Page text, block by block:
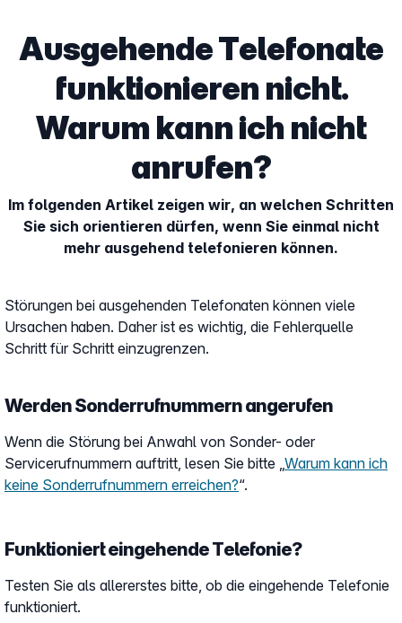
Ausgehende Telefonate
funktionieren nicht.
Warum kann ich nicht
anrufen?
Im folgenden Artikel zeigen wir, an welchen Schritten
Sie sich orientieren dürfen, wenn Sie einmal nicht
mehr ausgehend telefonieren können.
Störungen bei ausgehenden Telefonaten können viele
Ursachen haben. Daher ist es wichtig, die Fehlerquelle
Schritt für Schritt einzugrenzen.
Werden Sonderrufnummern angerufen
Wenn die Störung bei Anwahl von Sonder- oder
Servicerufnummern auftritt, lesen Sie bitte „Warum kann ich
keine Sonderrufnummern erreichen?“.
Funktioniert eingehende Telefonie?
Testen Sie als allererstes bitte, ob die eingehende Telefonie
funktioniert.